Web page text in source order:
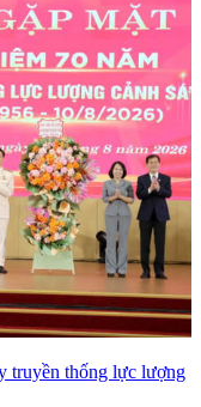
truyền thống lực lượng